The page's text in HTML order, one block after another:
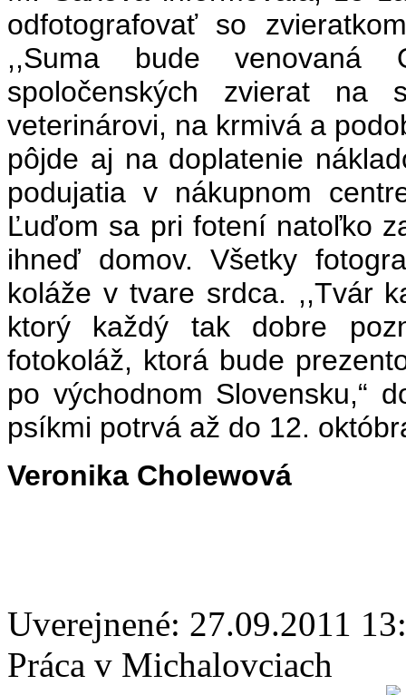
odfotografovať so
,,Suma bude venovaná
spoločenských zvierat na
veterinárovi, na krmivá a
pôjde aj na doplatenie
podujatia v nákupnom
Ľuďom sa pri fotení natoľko
ihneď domov. Všetky
koláže v tvare srdca. ,,Tvár
ktorý každý tak dobre
fotokoláž, ktorá bude
po východnom Slovensku,“
psíkmi potrvá až do 12.
Veronika Cholewová
Uverejnené: 27.09.2011
Práca v Michalovciach